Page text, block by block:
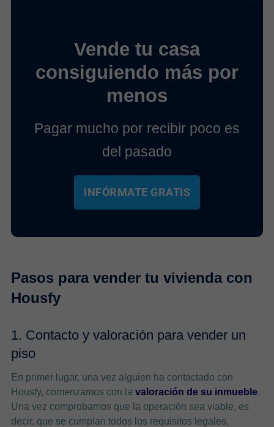
Vende tu casa
consiguiendo más por
menos
Pagar mucho por recibir poco es
del pasado
INFÓRMATE GRATIS
Pasos para vender tu vivienda con
Housfy
1. Contacto y valoración para vender un
piso
En primer lugar, una vez alguien ha contactado con
Housfy, comenzamos con la valoración de su inmueble.
Una vez comprobamos que la operación sea viable, es
decir, que se cumplan todos los requisitos legales,